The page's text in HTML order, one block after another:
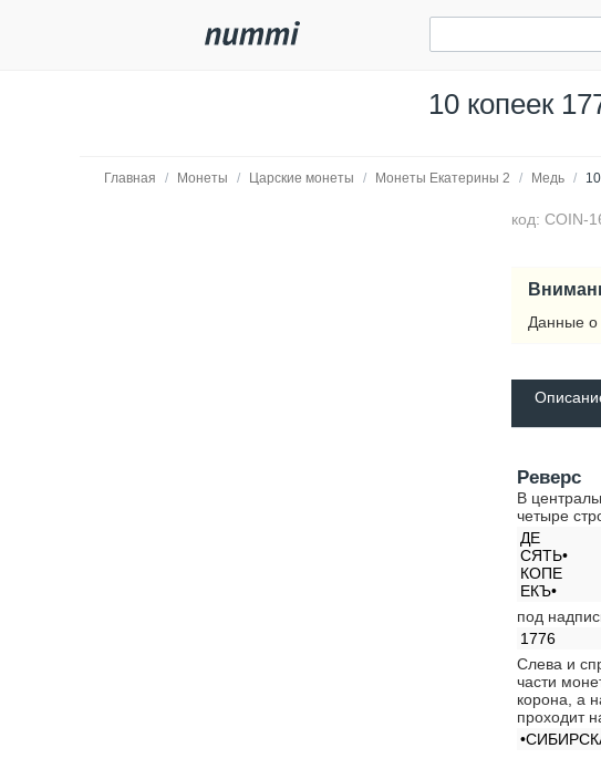
10 копеек
Главная / Монеты / Царские монеты / Монеты Екатерины 2 / Медь /
код: COIN-
Данные о
Реверс
В
четыре
ДЕ
СЯТЬ•
КОПЕ
ЕКЪ•
под
1776
Слева и
части
корона, а
проходит